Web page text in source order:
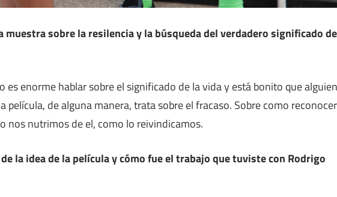
muestra sobre la resilencia y la búsqueda del verdadero significado de
es enorme hablar sobre el significado de la vida y está bonito que alguien
película, de alguna manera, trata sobre el fracaso. Sobre como reconocer
nos nutrimos de el, como lo reivindicamos.
la idea de la película y cómo fue el trabajo que tuviste con Rodrigo